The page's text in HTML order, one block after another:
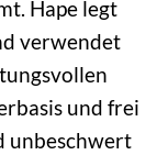
Hape legt
verwendet
und frei
unbeschwert